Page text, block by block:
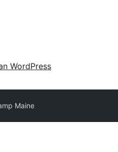
WordPress
Maine